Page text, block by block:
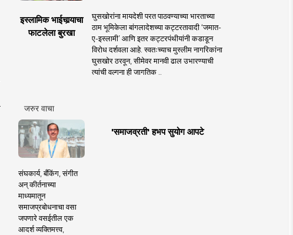
इस्लामिक भाईचार्‍याचा
फाटलेला बुरखा
घुसखोरांना मायदेशी परत पाठवण्याच्या भारताच्या
ठाम भूमिकेला बांगलादेशच्या कट्टरतावादी ‘जमात-
ए-इस्लामी’ आणि इतर कट्टरपंथीयांनी कडाडून
विरोध दर्शवला आहे. स्वतःच्याच मुस्लीम नागरिकांना
घुसखोर ठरवून, सीमेवर मानवी ढाल उभारण्याची
त्यांची वल्गना ही जागतिक ..
जरुर वाचा
'समाजव्रती' हभप सुयोग आपटे
संघकार्य, बँकिंग, संगीत
अन् कीर्तनाच्या
माध्यमातून
समाजप्रबोधनाचा वसा
जपणारे वसईतील एक
आदर्श व्यक्तिमत्त्व,